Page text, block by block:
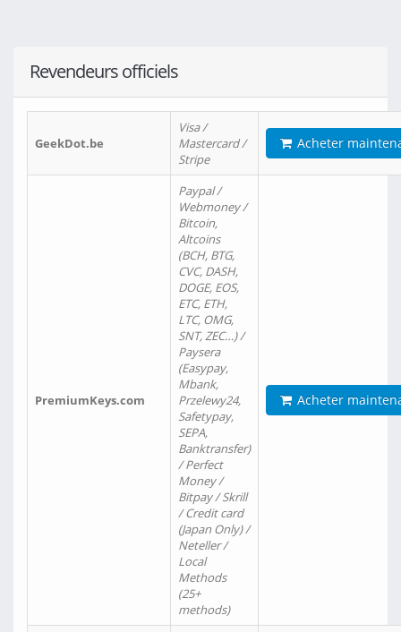
Revendeurs officiels
GeekDot.be
Visa /
Mastercard /
Stripe
Acheter
PremiumKeys.com
Paypal /
Webmoney /
Bitcoin,
Altcoins
(BCH, BTG,
CVC, DASH,
DOGE, EOS,
ETC, ETH,
LTC, OMG,
SNT, ZEC…) /
Paysera
(Easypay,
Mbank,
Przelewy24,
Safetypay,
SEPA,
Banktransfer)
/ Perfect
Money /
Bitpay / Skrill
/ Credit card
(Japan Only) /
Neteller /
Local
Methods
(25+
methods)
Acheter